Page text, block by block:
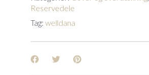
Reservedele
Tag: welldana